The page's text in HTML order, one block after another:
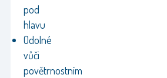
pod
hlavu
Odolné
vůči
povětrnostním